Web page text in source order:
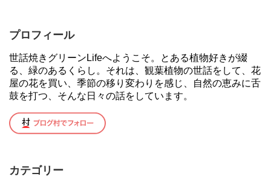
プロフィール
世話焼きグリーンLifeへようこそ。とある植物好きが綴
る、緑のあるくらし。それは、観葉植物の世話をして、花
屋の花を買い、季節の移り変わりを感じ、自然の恵みに舌
鼓を打つ、そんな日々の話をしています。
カテゴリー